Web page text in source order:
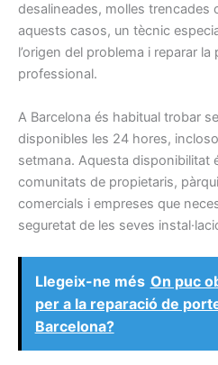
desalineades, molles trencades
aquests casos, un tècnic
l’origen del problema i reparar
professional.
A Barcelona és habitual trobar
disponibles les 24 hores,
setmana. Aquesta disponibilitat
comunitats de propietaris,
comercials i empreses que
seguretat de les seves
Llegeix-ne més On puc
per a la reparació de
Barcelona?